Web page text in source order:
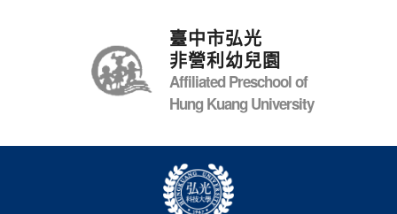
臺中市弘光
非營利幼兒園
Affiliated Preschool of
Hung Kuang University